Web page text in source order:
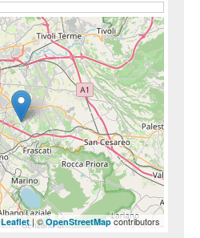
Leaflet| ©OpenStreetMapcontributors